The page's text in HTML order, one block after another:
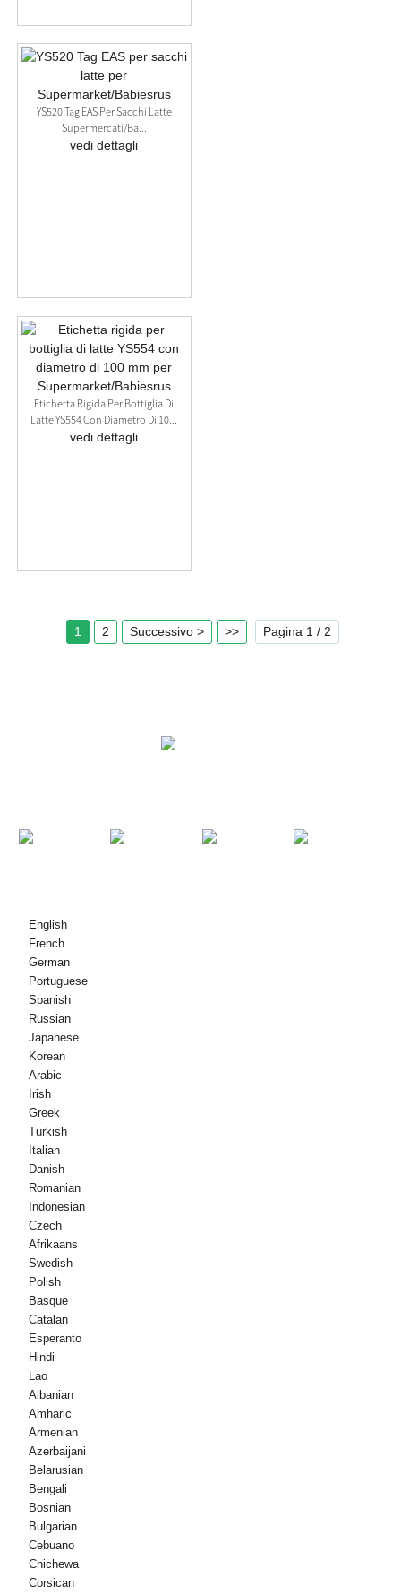
YS520 Tag EAS Per Sacchi Latte
Supermercati/Ba...
vedi dettagli
Etichetta Rigida Per Bottiglia Di
Latte YS554 Con Diametro Di 10...
vedi dettagli
1 2 Successivo > >> Pagina 1 / 2
English
French
German
Portuguese
Spanish
Russian
Japanese
Korean
Arabic
Irish
Greek
Turkish
Italian
Danish
Romanian
Indonesian
Czech
Afrikaans
Swedish
Polish
Basque
Catalan
Esperanto
Hindi
Lao
Albanian
Amharic
Armenian
Azerbaijani
Belarusian
Bengali
Bosnian
Bulgarian
Cebuano
Chichewa
Corsican